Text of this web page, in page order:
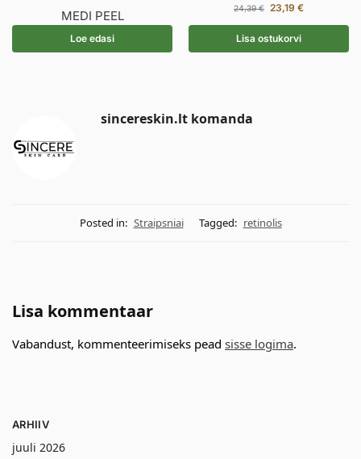
MEDI PEEL
Loe edasi
24,39€ 23,19 €
Lisa ostukorvi
sincereskin.lt komanda
Posted in: Straipsniai Tagged: retinolis
Lisa kommentaar
Vabandust, kommenteerimiseks pead sisse logima.
ARHIIV
juuli 2026